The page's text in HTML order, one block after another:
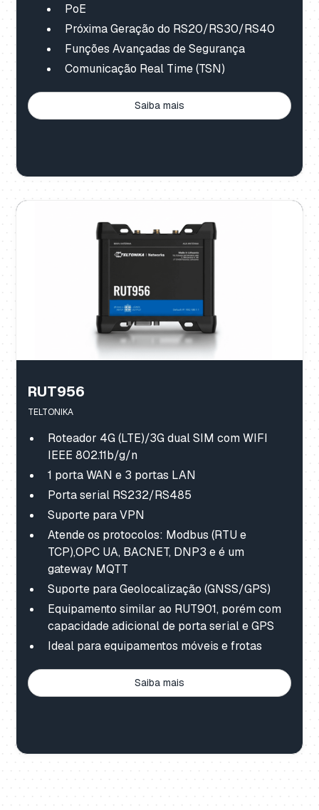
PoE
Próxima Geração do RS20/RS30/RS40
Funções Avançadas de Segurança
Comunicação Real Time (TSN)
Saiba mais
RUT956
TELTONIKA
Roteador 4G (LTE)/3G dual SIM com WIFI
IEEE 802.11b/g/n
1 porta WAN e 3 portas LAN
Porta serial RS232/RS485
Suporte para VPN
Atende os protocolos: Modbus (RTU e
TCP),OPC UA, BACNET, DNP3 e é um
gateway MQTT
Suporte para Geolocalização (GNSS/GPS)
Equipamento similar ao RUT901, porém com
capacidade adicional de porta serial e GPS
Ideal para equipamentos móveis e frotas
Saiba mais